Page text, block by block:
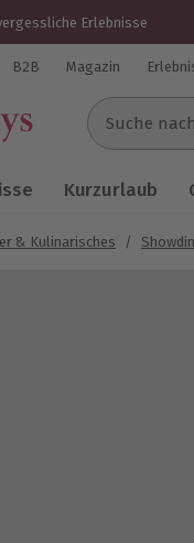
Erlebnisse
B2B Magazin
Suche nach
Kurzurlaub
& Kulinarisches /